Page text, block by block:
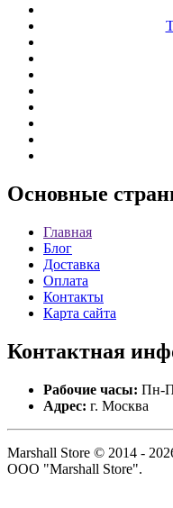
Основные
Главная
Блог
Доставка
Оплата
Контакты
Карта сайта
Контактная
Рабочие часы: Пн-
Адрес: г. Москва
Marshall Store © 2014 -
ООО "Marshall Store".